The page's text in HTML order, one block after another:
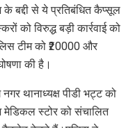
के बद्दी से ये प्रतिबंधित कैप्सूल
को विरुद्ध बड़ी कार्रवाई को
टीम को ₹20000 और
की है।
थानाध्यक्ष पीडी भट्ट को
मेडिकल स्टोर को संचालित